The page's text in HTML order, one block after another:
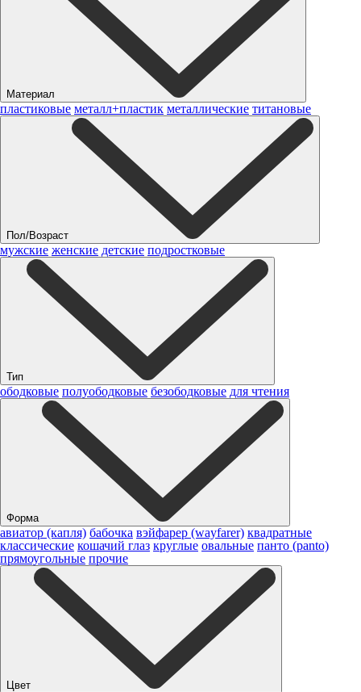
Материал
пластиковые металл+пластик металлические титановые
Пол/Возраст
мужские женские детские подростковые
Тип
ободковые полуободковые безободковые для чтения
Форма
авиатор (капля) бабочка вэйфарер (wayfarer) квадратные
классические кошачий глаз круглые овальные панто (panto)
прямоугольные прочие
Цвет